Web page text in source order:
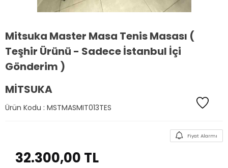
Mitsuka Master Masa Tenis Masası (
Teşhir Ürünü - Sadece İstanbul İçi
Gönderim )
MITSUKA
Ürün Kodu : MSTMASMIT013TES
Fiyat Alarmı
32.300,00 TL